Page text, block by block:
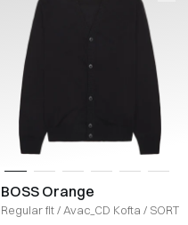
BOSS Orange
Regular fit/ Avac_CD Kofta / SORT